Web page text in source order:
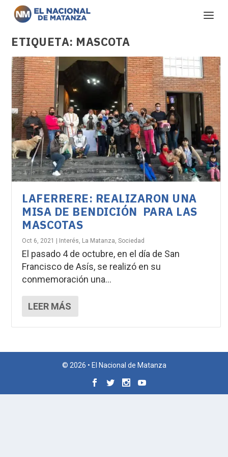
ETIQUETA: MASCOTA
LAFERRERE: REALIZARON UNA
MISA DE BENDICIÓN PARA LAS
MASCOTAS
Oct 6, 2021 Interés, La Matanza,Sociedad
El pasado 4 de octubre, en el día de San
Francisco de Asís, se realizó en su
conmemoración una...
LEER MÁS
© 2026 • El Nacional de Matanza